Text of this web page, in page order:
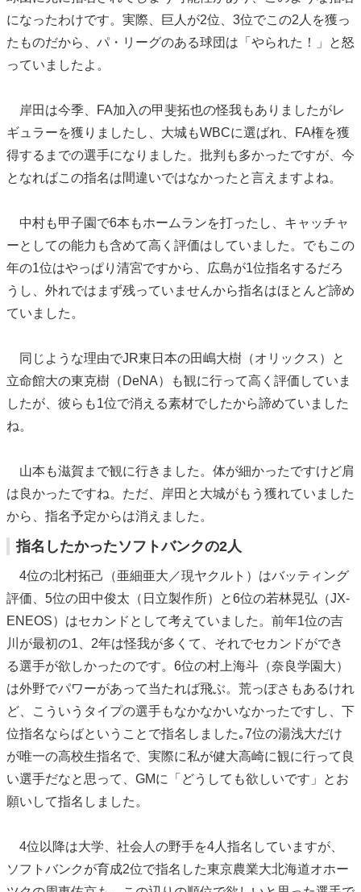
になったわけです。実際、巨人が2位、3位でこの2人を獲っ
たものだから、パ・リーグのある球団は「やられた！」と怒
っていましたよ。
岸田は今季、FA加入の甲斐拓也の怪我もありましたがレ
ギュラーを獲りましたし、大城もWBCに選ばれ、FA権を獲
得するまでの選手になりました。批判も多かったですが、今
となればこの指名は間違いではなかったと言えますよね。
中村も甲子園で6本もホームランを打ったし、キャッチャ
ーとしての能力も含めて高く評価はしていました。でもこの
年の1位はやっぱり清宮ですから、広島が1位指名するだろ
うし、外れではまず残っていませんから指名はほとんど諦め
ていました。
同じような理由でJR東日本の田嶋大樹（オリックス）と
立命館大の東克樹（DeNA）も観に行って高く評価していま
したが、彼らも1位で消える素材でしたから諦めていました
ね。
山本も滋賀まで観に行きました。体が細かったですけど肩
は良かったですね。ただ、岸田と大城がもう獲れていました
から、指名予定からは消えました。
指名したかったソフトバンクの2人
4位の北村拓己（亜細亜大／現ヤクルト）はバッティング
評価、5位の田中俊太（日立製作所）と6位の若林晃弘（JX-
ENEOS）はセカンドとして考えていました。前年1位の吉
川が最初の1、2年は怪我が多くて、それでセカンドができ
る選手が欲しかったのです。6位の村上海斗（奈良学園大）
は外野でパワーがあって当たれば飛ぶ。荒っぽさもあるけれ
ど、こういうタイプの選手もなかなかいなかったですし、下
位指名ならばということで指名しました｡7位の湯浅大だけ
が唯一の高校生指名で、実際に私が健大高崎に観に行って良
い選手だなと思って、GMに「どうしても欲しいです」とお
願いして指名しました。
4位以降は大学、社会人の野手を4人指名していますが、
ソフトバンクが育成2位で指名した東京農業大北海道オホー